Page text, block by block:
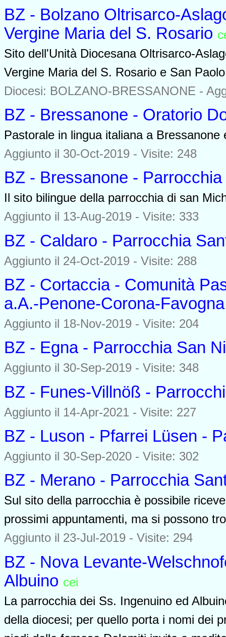
BZ - Bolzano Oltrisarco-
Vergine Maria del S. Rosario
Sito dell'Unità Diocesana Oltrisarco-
Vergine Maria del S. Rosario e San
Diocesi: BOLZANO-BRESSANONE -
BZ - Bressanone - Oratorio
Pastorale in lingua italiana a
Aggiunto il 30-Oct-2019 - Visite: 248
BZ - Bressanone -
Il sito bilingue della parrocchia di san
Aggiunto il 13-Aug-2019 - Visite: 333
BZ - Caldaro - Parrocchia
Aggiunto il 24-Oct-2019 - Visite: 288
BZ - Cortaccia - Comunità
a.A.-Penone-Corona-Favogna
Aggiunto il 18-Nov-2019 - Visite: 204
BZ - Egna - Parrocchia San
Aggiunto il 30-Sep-2019 - Visite: 348
BZ - Funes-Villnöß -
Aggiunto il 14-Apr-2021 - Visite: 227
BZ - Luson - Pfarrei Lüsen -
Aggiunto il 30-Sep-2020 - Visite: 302
BZ - Merano - Parrocchia
Sul sito della parrocchia è possibile
prossimi appuntamenti, ma si possono
Aggiunto il 23-Jul-2019 - Visite: 294
BZ - Nova Levante-
Albuino cei
La parrocchia dei Ss. Ingenuino ed
della diocesi; per quello porta i nomi dei